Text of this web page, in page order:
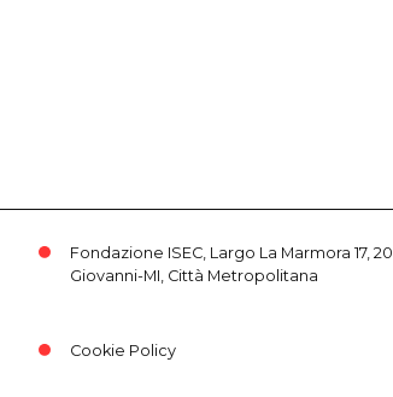
Fondazione ISEC, Largo La Marmora 17,
Giovanni-MI, Città Metropolitana
Cookie Policy